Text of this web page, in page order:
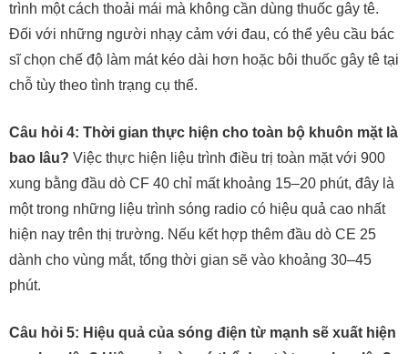
trình một cách thoải mái mà không cần dùng thuốc gây tê.
Đối với những người nhạy cảm với đau, có thể yêu cầu bác
sĩ chọn chế độ làm mát kéo dài hơn hoặc bôi thuốc gây tê tại
chỗ tùy theo tình trạng cụ thể.
Câu hỏi 4: Thời gian thực hiện cho toàn bộ khuôn mặt là
bao lâu? Việc thực hiện liệu trình điều trị toàn mặt với 900
xung bằng đầu dò CF 40 chỉ mất khoảng 15–20 phút, đây là
một trong những liệu trình sóng radio có hiệu quả cao nhất
hiện nay trên thị trường. Nếu kết hợp thêm đầu dò CE 25
dành cho vùng mắt, tổng thời gian sẽ vào khoảng 30–45
phút.
Câu hỏi 5: Hiệu quả của sóng điện từ mạnh sẽ xuất hiện